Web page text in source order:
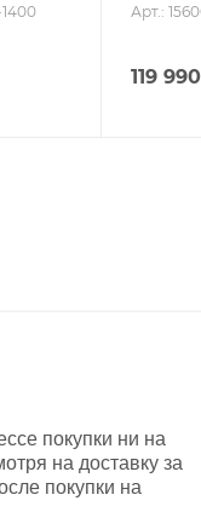
Арт.:
119 990
покупки ни на
на доставку за
покупки на